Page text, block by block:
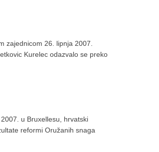
zajednicom 26. lipnja 2007.
Kurelec odazvalo se preko
u Bruxellesu, hrvatski
reformi Oružanih snaga